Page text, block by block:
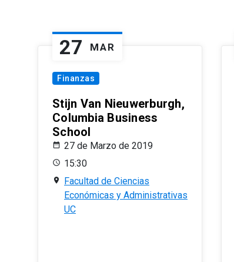
27 MAR
Finanzas
Stijn Van Nieuwerburgh,
Columbia Business
School
27 de Marzo de 2019
15:30
Facultad de Ciencias
Económicas y Administrativas
UC